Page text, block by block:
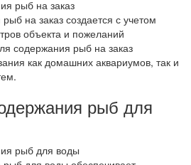
на заказ создается с учетом
объекта и пожеланий
содержания рыб на заказ
как домашних аквариумов, так и
рыб для